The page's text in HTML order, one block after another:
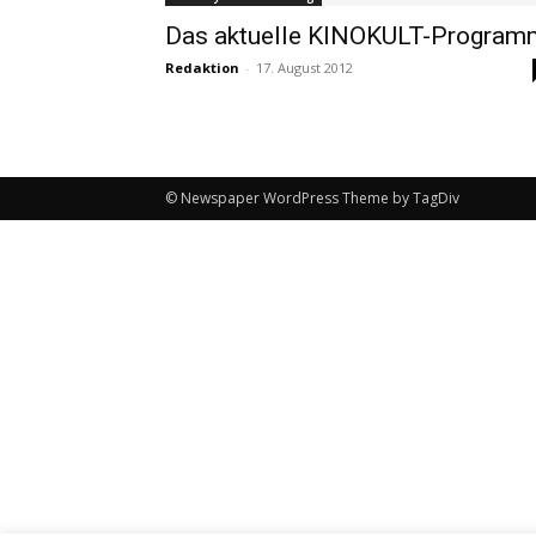
Das aktuelle KINOKULT-
Redaktion - 17. August 2012
© Newspaper WordPress Theme by TagDiv